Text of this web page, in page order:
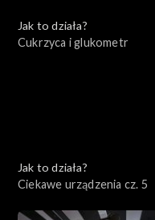
Jak to działa?
Cukrzyca i glukometr
Jak to działa?
Ciekawe urządzenia cz. 5